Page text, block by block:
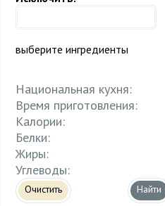
выберите ингредиенты
Национальная кухня:
Время приготовления:
Калории:
Белки:
Жиры:
Углеводы:
Очистить